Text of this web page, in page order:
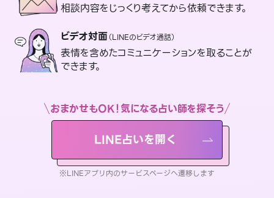
相談内容をじっくり考えてから依頼できます。
ビデオ対面（LINEのビデオ通話）
表情を含めたコミュニケーションを取ることが
できます。
おまかせもOK！気になる占い師を探そう
LINE占いを開く
※LINEアプリ内のサービスページへ遷移します